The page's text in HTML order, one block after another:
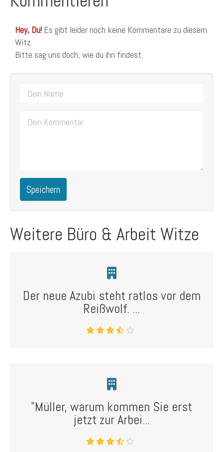
Hey, Du! Es gibt leider noch keine Kommentare zu diesem
Witz.
Bitte sag uns doch, wie du ihn findest.
Speichern
Weitere Büro & Arbeit Witze
Der neue Azubi steht ratlos vor dem
Reißwolf. ...
"Müller, warum kommen Sie erst
jetzt zur Arbei...